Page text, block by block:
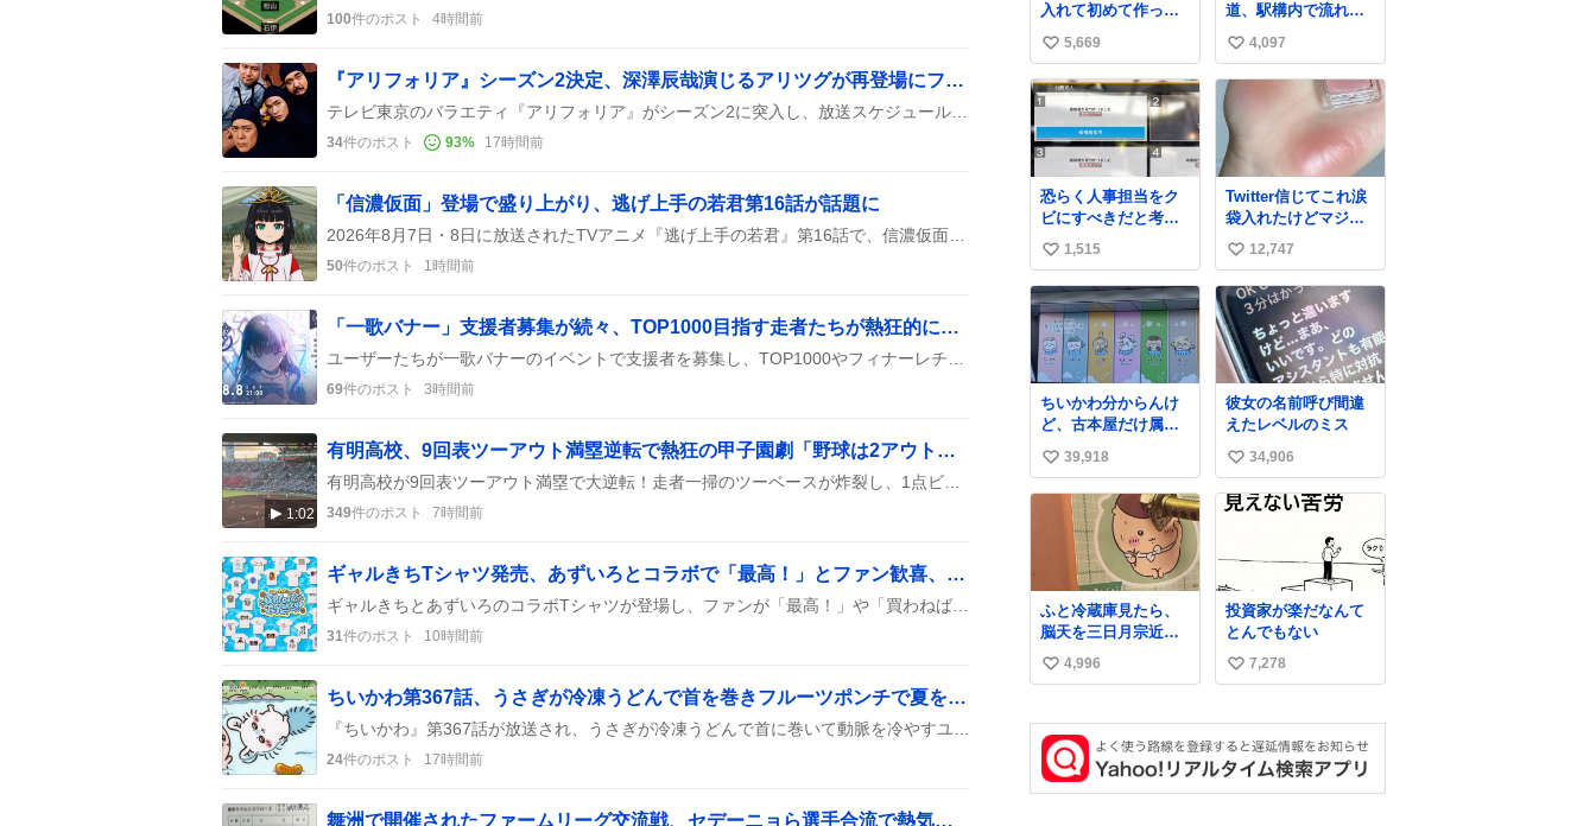
100件のポスト 4時間前
『アリフォリア』シーズン2決定、深澤辰哉演じるアリツグが再登場にファン歓喜
34件のポスト 93% 17時間前
「信濃仮面」登場で盛り上がり、逃げ上手の若君第16話が話題に
50件のポスト 1時間前
「一歌バナー」支援者募集が続々、TOP1000目指す走者たちが熱狂的に呼びかけ
69件のポスト 3時間前
1:02
有明高校、9回表ツーアウト満塁逆転で熱狂の甲子園劇「野球は2アウトから」
349件のポスト 7時間前
ギャルきちTシャツ発売、あずいろとコラボで「最高！」とファン歓喜、夏のホロTが話題に
31件のポスト 10時間前
ちいかわ第367話、うさぎが冷凍うどんで首を巻きフルーツポンチで夏を満喫と話題沸騰
24件のポスト 17時間前
舞洲で開催されたファームリーグ交流戦、セデーニョら選手合流で熱気沸騰
入れて初めて作って
みたチーズなんだけ
ど 本能でちょっとヤ
バいと思っちゃう見
た目だな
い
い
ね
数
5,669
道、駅構内で流れ
た“不適切音声”に声
明「被害届も検討」
news.livedoor.com/
article/detail… 4日に
西鉄福岡（天神）駅
および薬院駅で発生
した駅構内放送事案
について声明を公表
した。「第三者によ
って駅構内放送設備
に外部から不正に音
声が流された可能性
も含めて確認を実
施」と説明した。
い
い
数
4,097
恐らく人事担当をク
ビにすべきだと考え
られるが‥‥‥
い
い
ね
数
1,515
Twitter信じてこれ涙
袋入れたけどマジで
盛れた…ありがと
う…
い
い
ね
数
12,747
ちいかわ分からんけ
ど、古本屋だけ属性
が名前になってるの
はどういうこと？
い
い
39,918
彼女の名前呼び間違
えたレベルのミス
い
い
ね
34,906
ふと冷蔵庫見たら、
脳天を三日月宗近に
突き刺されてるくり
まんじゅうパイセン
い
ね
数
4,996
投資家が楽だなんて
とんでもない
い
ね
数
7,278